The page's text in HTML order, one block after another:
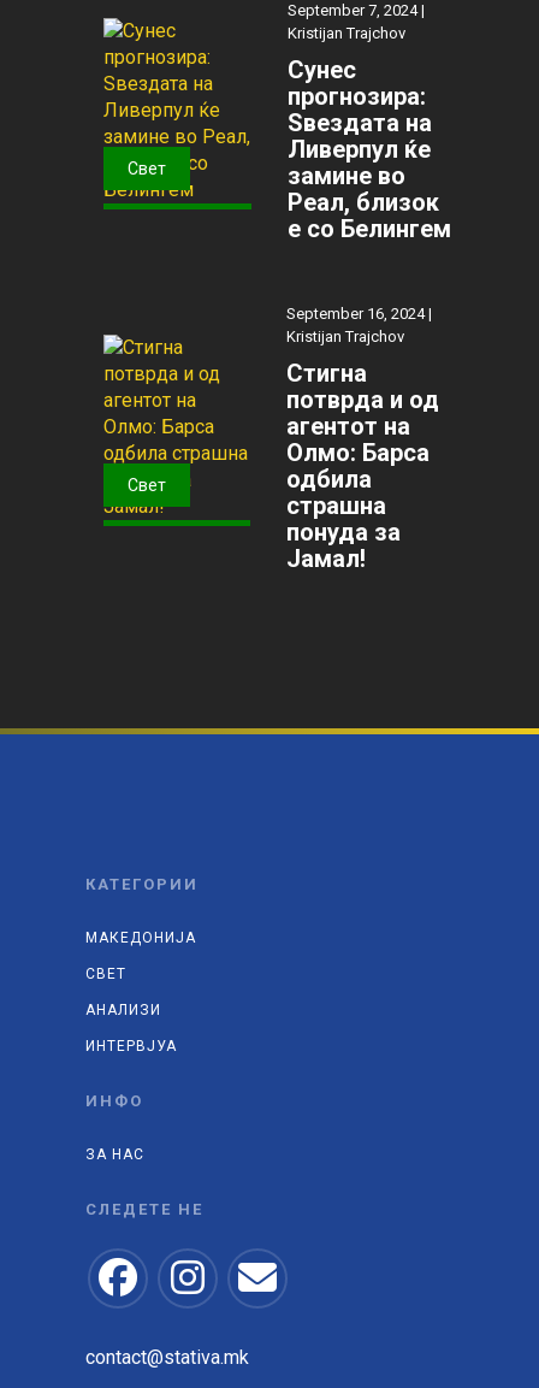
Свет
September 7, 2024 |
Kristijan Trajchov
Сунес
прогнозира:
Ѕвездата на
Ливерпул ќе
замине во
Реал, близок
е со Белингем
Свет
September 16, 2024 |
Kristijan Trajchov
Стигна
потврда и од
агентот на
Олмо: Барса
одбила
страшна
понуда за
Јамал!
КАТЕГОРИИ
МАКЕДОНИЈА
СВЕТ
АНАЛИЗИ
ИНТЕРВЈУА
ИНФО
ЗА НАС
СЛЕДЕТЕ НЕ
contact@stativa.mk